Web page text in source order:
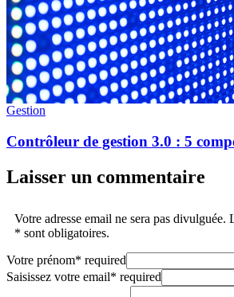
Gestion
Contrôleur de gestion 3.0 : 5
Laisser un commentaire
Votre adresse email ne sera pas divulguée.
* sont obligatoires.
Votre prénom* required
Saisissez votre email* required